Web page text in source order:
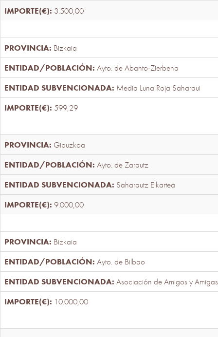
3.500,00
Bizkaia
Ayto. de Abanto-Zierbena
Media Luna Roja Saharaui
599,29
Gipuzkoa
Ayto. de Zarautz
Saharautz Elkartea
9.000,00
Bizkaia
Ayto. de Bilbao
Asociación de Amigos y
10.000,00